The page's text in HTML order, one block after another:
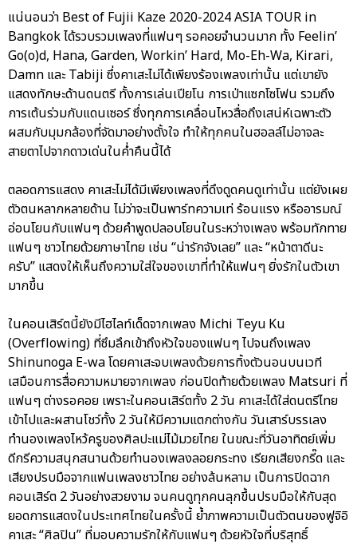
แน่นอนว่า Best of Fujii Kaze 2020-2024 ASIA TOUR in
Bangkok ได้รวบรวมเพลงที่แฟนๆ รอคอยจำนวนมาก ทั้ง Feelin’
Go(o)d, Hana, Garden, Workin’ Hard, Mo-Eh-Wa, Kirari,
Damn และ Tabiji ซึ่งคาเสะไม่ได้เพียงร้องเพลงเท่านั้น แต่เขายัง
แสดงทักษะด้านดนตรี ทั้งการเล่นเปียโน การเป่าแซกโซโฟน รวมถึง
การเต้นร่วมกับแดนเซอร์ ซึ่งทุกการเคลื่อนไหวสื่อถึงเสน่ห์เฉพาะตัว
ผสมกับมุมกล้องที่จัดมาอย่างตั้งใจ ทำให้ทุกคนในฮอลล์ไม่อาจละ
สายตาไปจากดาวเด่นในค่ำคืนนี้ได้
ตลอดการแสดง คาเสะไม่ได้มีเพียงเพลงที่ดึงดูดคนดูเท่านั้น แต่ยังเผย
ตัวตนหลากหลายด้าน ไม่ว่าจะเป็นพาร์ทความเท่ ร้อนแรง หรืออารมณ์
อ่อนโยนกับแฟนๆ ด้วยคำพูดปลอบโยนในระหว่างเพลง พร้อมทักทาย
แฟนๆ ชาวไทยด้วยภาษาไทย เช่น “น่ารักจังเลย” และ “หน้าตาดีนะ
ครับ” แสดงให้เห็นถึงความใส่ใจของเขาที่ทำให้แฟนๆ ยิ่งรักในตัวเขา
มากขึ้น
ในคอนเสิร์ตนี้ยังมีไฮไลท์เด็ดจากเพลง Michi Teyu Ku
(Overflowing) ที่ซึมลึกเข้าถึงหัวใจของแฟนๆ ไปจนถึงเพลง
Shinunoga E-wa โดยคาเสะจบเพลงด้วยการทิ้งตัวนอนบนเวที
เสมือนการสื่อความหมายจากเพลง ก่อนปิดท้ายด้วยเพลง Matsuri ที่
แฟนๆ ต่างรอคอย เพราะในคอนเสิร์ตทั้ง 2 วัน คาเสะได้ใส่ดนตรีไทย
เข้าไปและผสานโชว์ทั้ง 2 วันให้มีความแตกต่างกัน วันเสาร์บรรเลง
ทำนองเพลงไหว้ครูของศิลปะแม่ไม้มวยไทย ในขณะที่วันอาทิตย์เพิ่ม
ดีกรีความสนุกสนานด้วยทำนองเพลงลอยกระทง เรียกเสียงกรี๊ด และ
เสียงปรบมือจากแฟนเพลงชาวไทย อย่างล้นหลาม เป็นการปิดฉาก
คอนเสิร์ต 2 วันอย่างสวยงาม จนคนดูทุกคนลุกขึ้นปรบมือให้กับสุด
ยอดการแสดงในประเทศไทยในครั้งนี้ ย้ำภาพความเป็นตัวตนของฟูจิอิ
คาเสะ “ศิลปิน” ที่มอบความรักให้กับแฟนๆ ด้วยหัวใจที่บริสุทธิ์